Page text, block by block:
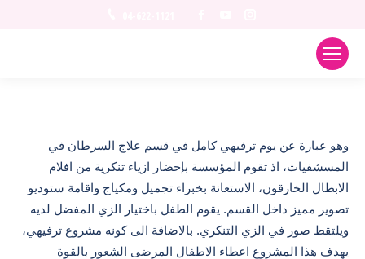
وهو عبارة عن يوم ترفيهي كامل في قسم علاج السرطان في
المسشفيات، اذ تقوم المؤسسة بإحضار ازياء تنكرية من افلام
الابطال الخارقون، الاستعانة بخبراء تجميل ومكياج واقامة ستوديو
تصوير مميز داخل القسم. يقوم الطفل باختيار الزي المفضل لديه
ويلتقط صور في الزي التنكري. بالاضافة الى كونه مشروع ترفيهي،
يهدف هذا المشروع اعطاء الاطفال المرضى الشعور بالقوة